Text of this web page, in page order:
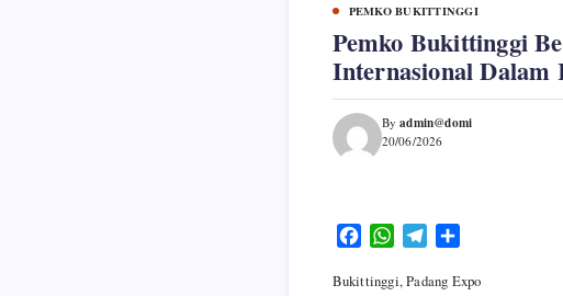
PEMKO BUKITTINGGI
Pemko Bukittinggi
Internasional Dalam
Byadmin@domi
20/06/2026
c
W
a
l
a
Bukittinggi, Padang Expo